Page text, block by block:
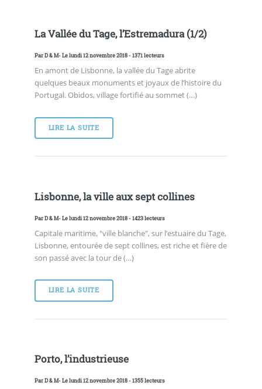
La Vallée du Tage, l’Estremadura (1/2)
ParD & M- Le lundi 12 novembre 2018 - 1371 lecteurs
En amont de Lisbonne, la vallée du Tage abrite
quelques beaux monuments et joyaux de l’histoire du
Portugal. Obidos, village fortifié au sommet (…)
LIRE LA SUITE
Lisbonne, la ville aux sept collines
ParD & M- Le lundi 12 novembre 2018 - 1423 lecteurs
Capitale maritime, "ville blanche", sur l’estuaire du Tage,
Lisbonne, entourée de sept collines, est riche et fière de
son passé avec la tour de (…)
LIRE LA SUITE
Porto, l’industrieuse
ParD & M- Le lundi 12 novembre 2018 - 1355 lecteurs